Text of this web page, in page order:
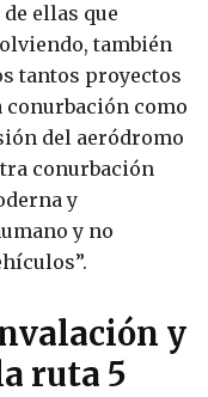
ellas que
también
tantos proyectos
conurbación como
del aeródromo
conurbación
y
y no
y
ruta 5